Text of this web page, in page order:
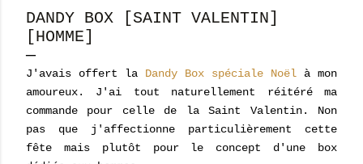
DANDY BOX [SAINT VALENTIN]
[HOMME]
J'avais offert la Dandy Box spéciale Noël à mon
amoureux. J'ai tout naturellement réitéré ma
commande pour celle de la Saint Valentin. Non
pas que j'affectionne particulièrement cette
fête mais plutôt pour le concept d'une box